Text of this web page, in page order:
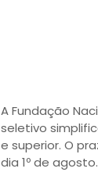
A Fundação
seletivo
e superior. O
dia 1º de agosto.